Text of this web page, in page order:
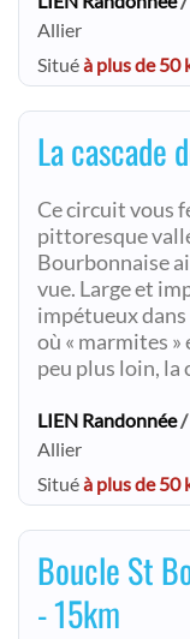
Allier
Situéà plus de 50
La cascade
Ce circuit vous
pittoresque
Bourbonnaise
vue. Large et
impétueux dans
où « marmites »
peu plus loin, la
LIEN Randonnée/
Allier
Situéà plus de 50
Boucle St
- 15km